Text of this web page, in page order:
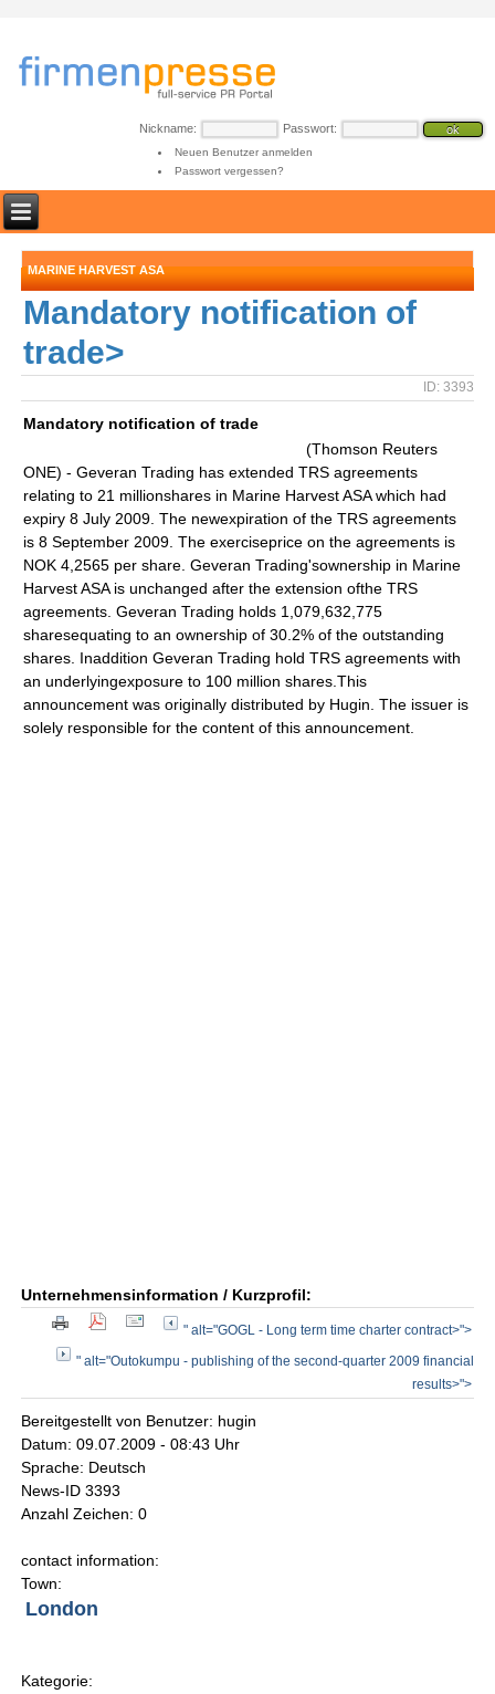
Nickname: Passwort:
Neuen Benutzer anmelden
Passwort vergessen?
MARINE HARVEST ASA
Mandatory notification of
trade>
ID: 3393
Mandatory notification of trade
(Thomson Reuters
ONE) - Geveran Trading has extended TRS agreements
relating to 21 millionshares in Marine Harvest ASA which had
expiry 8 July 2009. The newexpiration of the TRS agreements
is 8 September 2009. The exerciseprice on the agreements is
NOK 4,2565 per share. Geveran Trading'sownership in Marine
Harvest ASA is unchanged after the extension ofthe TRS
agreements. Geveran Trading holds 1,079,632,775
sharesequating to an ownership of 30.2% of the outstanding
shares. Inaddition Geveran Trading hold TRS agreements with
an underlyingexposure to 100 million shares.This
announcement was originally distributed by Hugin. The issuer is
solely responsible for the content of this announcement.
Unternehmensinformation / Kurzprofil:
" alt="GOGL - Long term time charter contract>">
" alt="Outokumpu - publishing of the second-quarter 2009 financial
results>">
Bereitgestellt von Benutzer: hugin
Datum: 09.07.2009 - 08:43 Uhr
Sprache: Deutsch
News-ID 3393
Anzahl Zeichen: 0
contact information:
Town:
London
Kategorie: